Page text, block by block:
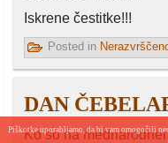
Iskrene čestitke!!!
Posted in
DAN
Ko so na
Piškotke uporabljamo, da bi vam omogočili